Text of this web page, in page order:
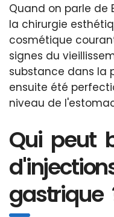
Quand on parle de
la chirurgie
cosmétique
signes du
substance dans la
ensuite été
niveau de
Qui peut
gastrique